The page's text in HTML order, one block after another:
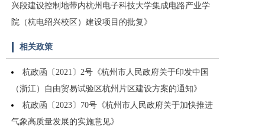
兴段建设控制地带内杭州电子科技大学集成电路产业学
院（杭电绍兴校区）建设项目的批复》
相关政策
杭政函〔2021〕2号《杭州市人民政府关于印发中国
（浙江）自由贸易试验区杭州片区建设方案的通知》
杭政函〔2023〕70号《杭州市人民政府关于加快推进
气象高质量发展的实施意见》